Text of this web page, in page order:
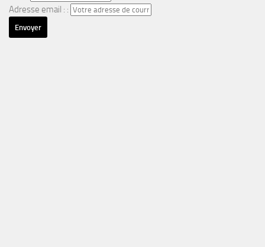
Adresse email : :